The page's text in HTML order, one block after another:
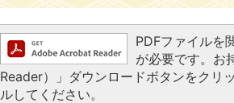
PDFファイルを
が必要です。お
Reader）」ダウンロードボタンをクリ
ルしてください。